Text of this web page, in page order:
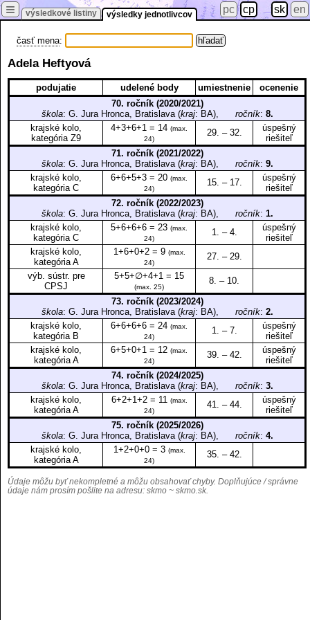
výsledkové listiny výsledky jednotlivcov
≡ pc cp sk en
časť mena:
Adela Heftyová
podujatie udelené body umiestnenie
ocenenie
70. ročník (2020/2021)
škola: G. Jura Hronca, Bratislava (kraj: BA), ročník: 8.
krajské kolo,
kategória Z9
4+3+6+1 = 14 (max.
24)
29. – 32.
úspešný
riešiteľ
71. ročník (2021/2022)
škola: G. Jura Hronca, Bratislava (kraj: BA), ročník: 9.
krajské kolo,
kategória C
6+6+5+3 = 20 (max.
24)
15. – 17.
úspešný
riešiteľ
72. ročník (2022/2023)
škola: G. Jura Hronca, Bratislava (kraj: BA), ročník: 1.
krajské kolo,
kategória C
5+6+6+6 = 23 (max.
24)
1. – 4.
úspešný
riešiteľ
krajské kolo,
kategória A
1+6+0+2 = 9 (max.
24)
27. – 29.
výb. sústr. pre
CPSJ
5+5+∅+4+1 = 15
(max. 25)
8. – 10.
73. ročník (2023/2024)
škola: G. Jura Hronca, Bratislava (kraj: BA), ročník: 2.
krajské kolo,
kategória B
6+6+6+6 = 24 (max.
24)
1. – 7.
úspešný
riešiteľ
krajské kolo,
kategória A
6+5+0+1 = 12 (max.
24)
39. – 42.
úspešný
riešiteľ
74. ročník (2024/2025)
škola: G. Jura Hronca, Bratislava (kraj: BA), ročník: 3.
krajské kolo,
kategória A
6+2+1+2 = 11 (max.
24)
41. – 44.
úspešný
riešiteľ
75. ročník (2025/2026)
škola: G. Jura Hronca, Bratislava (kraj: BA), ročník: 4.
krajské kolo,
kategória A
1+2+0+0 = 3 (max.
24)
35. – 42.
Údaje môžu byť nekompletné a môžu obsahovať chyby. Doplňujúce / správne
údaje nám prosím pošlite na adresu: skmo ~ skmo.sk